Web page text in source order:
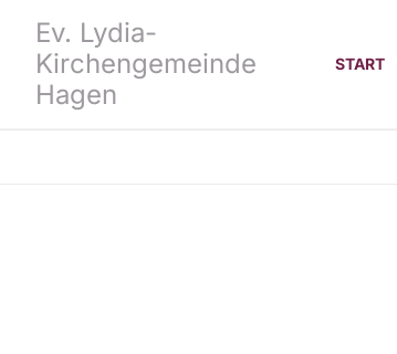
Ev. Lydia-
Kirchengemeinde
Hagen
START